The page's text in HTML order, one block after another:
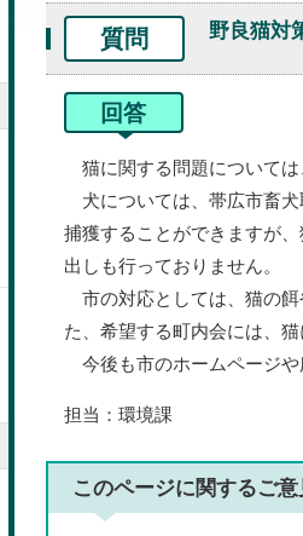
質問 野良猫対
回答
猫に関する問題については
犬については、帯広市畜犬
捕獲することができますが
出しも行っておりません。
市の対応としては、猫の餌
た、希望する町内会には、
今後も市のホームページや
担当：環境課
このページに関するご